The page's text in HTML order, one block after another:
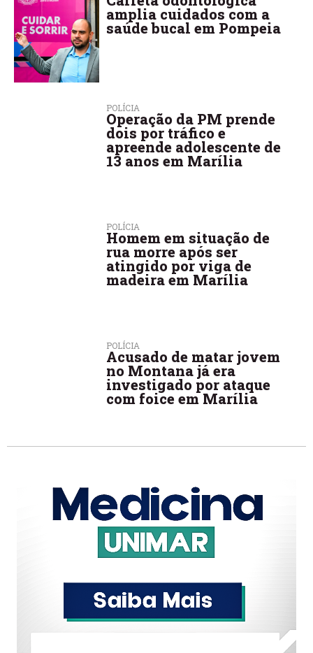
amplia cuidados com a
saúde bucal em Pompeia
POLÍCIA
Operação da PM prende
dois por tráfico e
apreende adolescente de
13 anos em Marília
POLÍCIA
Homem em situação de
rua morre após ser
atingido por viga de
madeira em Marília
POLÍCIA
Acusado de matar jovem
no Montana já era
investigado por ataque
com foice em Marília